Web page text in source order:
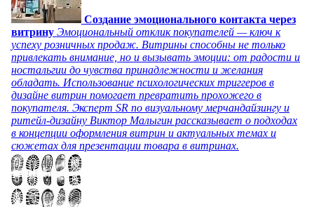
Создание эмоционального контакта через
витрину Эмоциональный отклик покупателей — ключ к
успеху розничных продаж. Витрины способны не только
привлекать внимание, но и вызывать эмоции: от радости и
ностальгии до чувства принадлежности и желания
обладать. Использование психологических триггеров в
дизайне витрин помогает превратить прохожего в
покупателя. Эксперт SR по визуальному мерчандайзингу и
ритейл-дизайну Виктор Малыгин рассказывает о подходах
в концепции оформления витрин и актуальных темах и
сюжетах для презентации товара в витринах.